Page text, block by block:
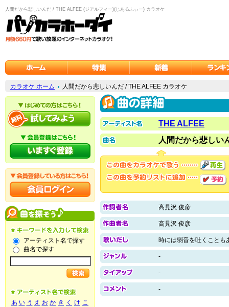
人間だから悲しいんだ / THE ALFEE (ジアルフィー)(じあるふぃー) カラオケ
カラオケ ホーム 人間だから悲しいんだ / THE ALFEE カラオケ
アーティスト名で探す
曲名で探す
あ い う え お か き く け こ
THE ALFEE
人間だから悲しい
高見沢 俊彦
高見沢 俊彦
時には弱音を吐くことも
-
-
-